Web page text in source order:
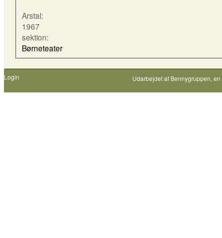
Arstal:
1967
sektion:
Børneteater
Login Udarbejdet af Bennygruppen,